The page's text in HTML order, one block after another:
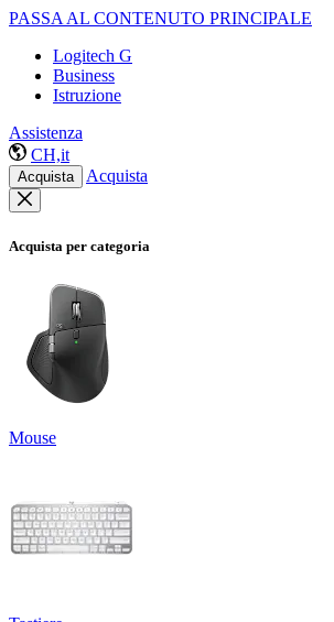
PASSA AL CONTENUTO PRINCIPALE
Logitech G
Business
Istruzione
Assistenza
CH,it
Acquista Acquista
Acquista per categoria
Mouse